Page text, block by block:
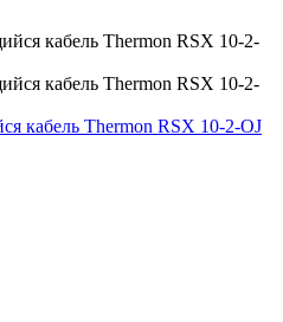
кабель Thermon RSX 10-2-OJ